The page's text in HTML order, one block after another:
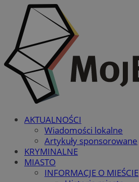
AKTUALNOŚCI
Wiadomości lokalne
Artykuły sponsorowane
KRYMINALNE
MIASTO
INFORMACJE O MIEŚCIE